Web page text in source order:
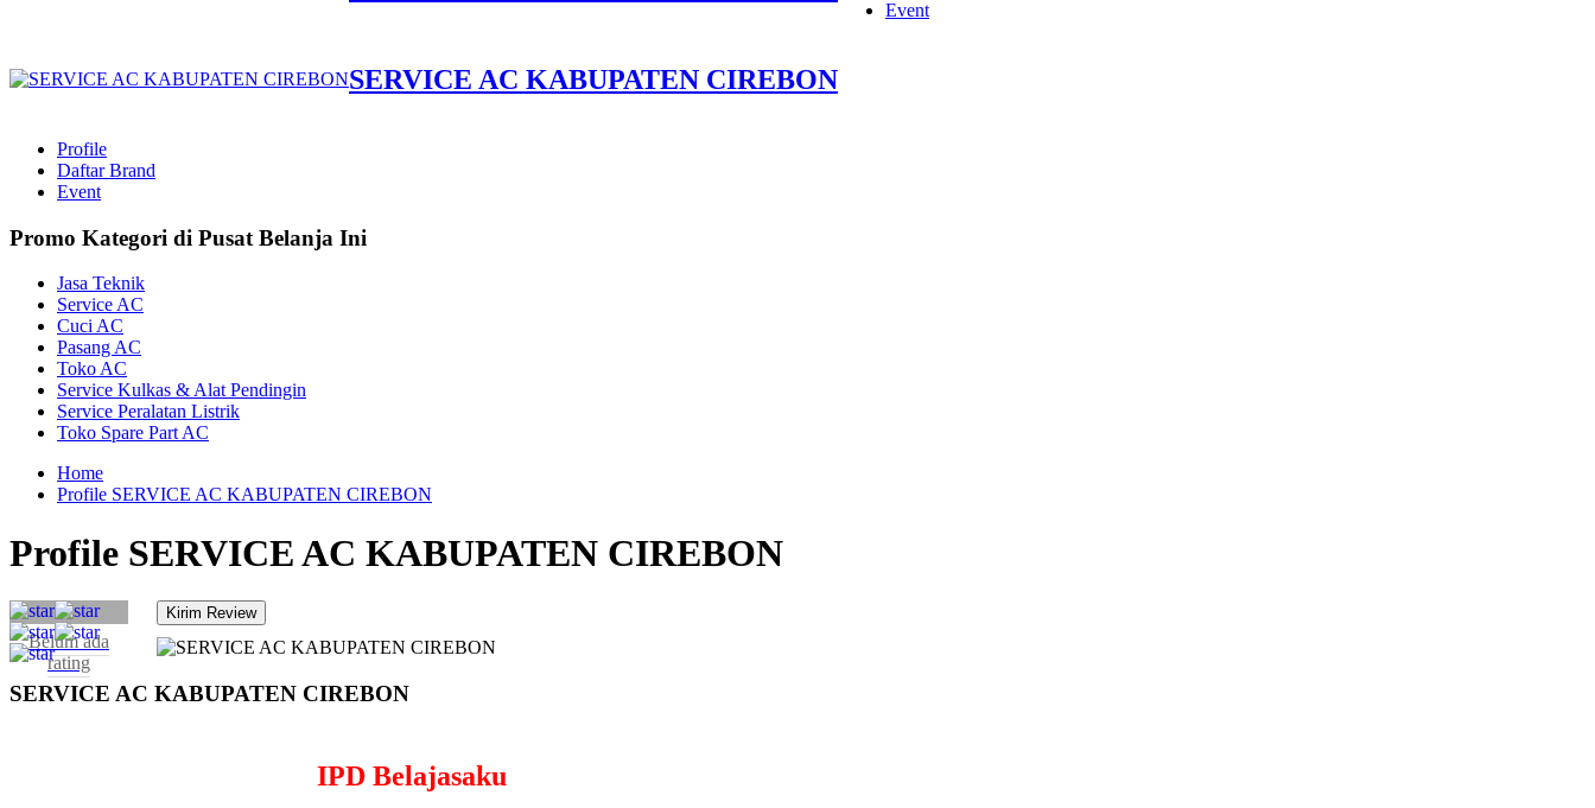
Event
SERVICE AC KABUPATEN CIREBON
Profile
Daftar Brand
Event
Promo Kategori di Pusat Belanja Ini
Jasa Teknik
Service AC
Cuci AC
Pasang AC
Toko AC
Service Kulkas & Alat Pendingin
Service Peralatan Listrik
Toko Spare Part AC
Home
Profile SERVICE AC KABUPATEN CIREBON
Profile SERVICE AC KABUPATEN CIREBON
Belum ada
rating
SERVICE AC KABUPATEN CIREBON
IPD Belajasaku